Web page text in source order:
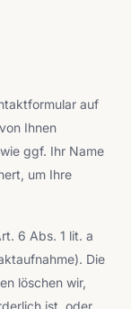
auf
Ihnen
ggf. Ihr Name
um Ihre
6 Abs. 1 lit. a
Die
löschen wir,
ist, oder